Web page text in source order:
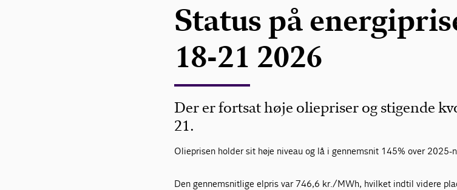
Status på
18-21 2026
Der er fortsat høje oliepriser og stigende
21.
Olieprisen holder sit høje niveau og lå i gennemsnit 145% over 2025-
Den gennemsnitlige elpris var 746,6 kr./MWh, hvilket indtil videre